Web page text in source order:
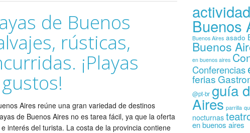
de Buenos
rústicas,
¡Playas
Aires reúne una gran variedad de destinos
de Buenos Aires no es tarea fácil, ya que la oferta
interés del turista. La costa de la provincia contiene
Buenos
Buenos Aires asado
Buenos
en buenos aires
Conferencias
ferias
@pt-br guía
Aires parrilla
nocturnas
en buenos aires